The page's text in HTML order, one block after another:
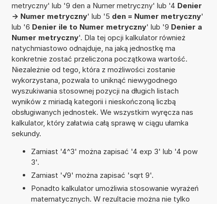
metryczny' lub '9 den a Numer metryczny' lub '4 Denier
-> Numer metryczny' lub '5 den = Numer metryczny'
lub '6 Denier ile to Numer metryczny' lub '9 Denier a
Numer metryczny'. Dla tej opcji kalkulator również
natychmiastowo odnajduje, na jaką jednostkę ma
konkretnie zostać przeliczona początkowa wartość.
Niezależnie od tego, która z możliwości zostanie
wykorzystana, pozwala to uniknąć niewygodnego
wyszukiwania stosownej pozycji na długich listach
wyników z miriadą kategorii i nieskończoną liczbą
obsługiwanych jednostek. We wszystkim wyręcza nas
kalkulator, który załatwia całą sprawę w ciągu ułamka
sekundy.
Zamiast '4^3' można zapisać '4 exp 3' lub '4 pow
3'.
Zamiast '√9' można zapisać 'sqrt 9'.
Ponadto kalkulator umożliwia stosowanie wyrażeń
matematycznych. W rezultacie można nie tylko